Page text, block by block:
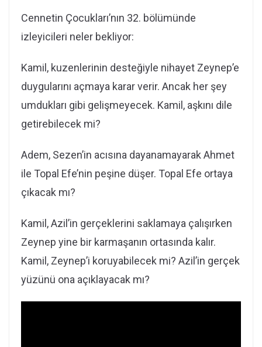
Cennetin Çocukları’nın 32. bölümünde
izleyicileri neler bekliyor:
Kamil, kuzenlerinin desteğiyle nihayet Zeynep’e
duygularını açmaya karar verir. Ancak her şey
umdukları gibi gelişmeyecek. Kamil, aşkını dile
getirebilecek mi?
Adem, Sezen’in acısına dayanamayarak Ahmet
ile Topal Efe’nin peşine düşer. Topal Efe ortaya
çıkacak mı?
Kamil, Azil’in gerçeklerini saklamaya çalışırken
Zeynep yine bir karmaşanın ortasında kalır.
Kamil, Zeynep’i koruyabilecek mi? Azil’in gerçek
yüzünü ona açıklayacak mı?